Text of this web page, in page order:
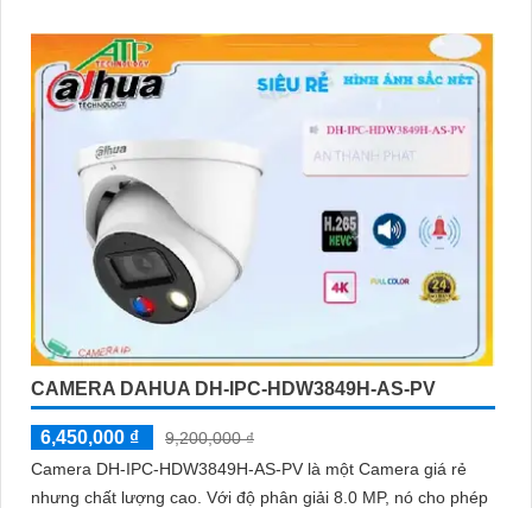
CAMERA DAHUA DH-IPC-HDW3849H-AS-PV
6,450,000 ₫
9,200,000 ₫
Camera DH-IPC-HDW3849H-AS-PV là một Camera giá rẻ
nhưng chất lượng cao. Với độ phân giải 8.0 MP, nó cho phép